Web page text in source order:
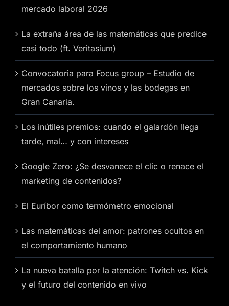
mercado laboral 2026
La extraña área de las matemáticas que predice
casi todo (ft. Veritasium)
Convocatoria para Focus group – Estudio de
mercados sobre los vinos y las bodegas en
Gran Canaria.
Los inútiles premios: cuando el galardón llega
tarde, mal… y con intereses
Google Zero: ¿Se desvanece el clic o renace el
marketing de contenidos?
El Euríbor como termómetro emocional
Las matemáticas del amor: patrones ocultos en
el comportamiento humano
La nueva batalla por la atención: Twitch vs. Kick
y el futuro del contenido en vivo